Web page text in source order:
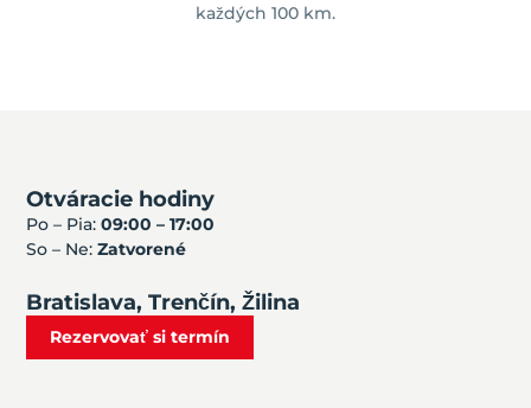
každých 100 km.
Otváracie hodiny
Po – Pia:09:00 – 17:00
So – Ne:Zatvorené
Bratislava, Trenčín, Žilina
Rezervovať si termín